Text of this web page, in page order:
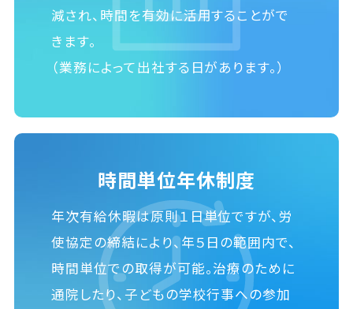
減され、時間を有効に活用することがで
きます。
（業務によって出社する日があります。）
時間単位年休制度
年次有給休暇は原則１日単位ですが、労
使協定の締結により、年５日の範囲内で、
時間単位での取得が可能。治療のために
通院したり、子どもの学校行事への参加